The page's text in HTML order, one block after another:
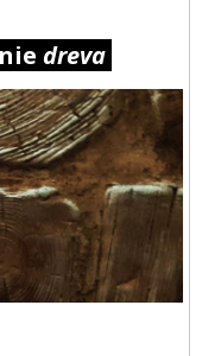
dreva